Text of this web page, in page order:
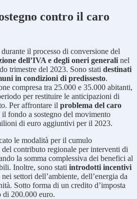
contro il caro
il processo di conversione del
dell’IVA e degli oneri generali nel
trimestre del 2023. Sono stati destinati
in condizioni di predissesto.
compresa tra 25.000 e 35.000 abitanti,
per restituire le anticipazioni di
Per affrontare il problema del caro
il fondo a sostegno del movimento
di euro aggiuntivi per il 2023.
le modalità per il cumulo
del contributo regionale per interventi di
la somma complessiva dei benefici al
Inoltre, sono stati introdotti incentivi
settori dell’ambiente, dell’energia da
Sotto forma di un credito d’imposta
di 200.000 euro.